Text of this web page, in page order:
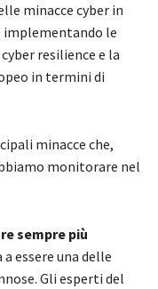
minacce cyber in
le
resilience e la
in termini di
minacce che,
monitorare nel
sempre più
essere una delle
Gli esperti del